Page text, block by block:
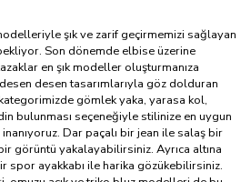
şık ve zarif geçirmemizi sağlayan
Son dönemde elbise üzerine
en şık modeller oluşturmanıza
desen tasarımlarıyla göz dolduran
gömlek yaka, yarasa kol,
bulunması seçeneğiyle stilinize en uygun
Dar paçalı bir jean ile salaş bir
görüntü yakalayabilirsiniz. Ayrıca altına
spor ayakkabı ile harika gözükebilirsiniz.